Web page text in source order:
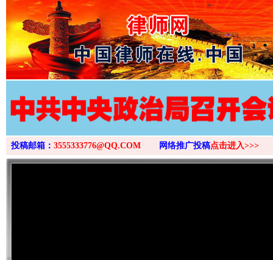
>
投稿邮箱： 3555333776@QQ.COM 网络推广投稿点击进入>>>